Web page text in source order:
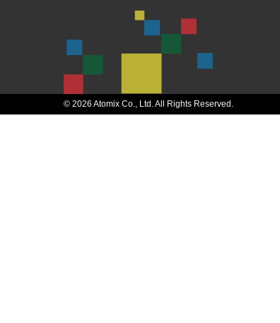
© 2026 Atomix Co., Ltd. All Rights Reserved.